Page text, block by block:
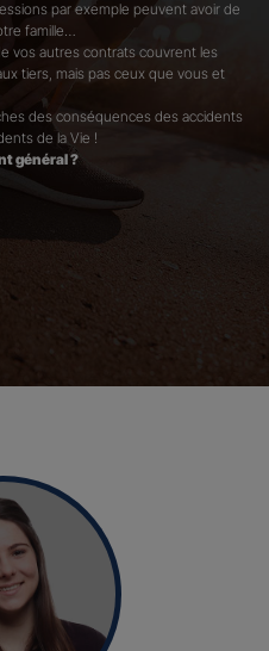
par exemple peuvent avoir de
famille…
vos autres contrats couvrent les
tiers, mais pas ceux que vous et
des conséquences des accidents
de la Vie !
général ?